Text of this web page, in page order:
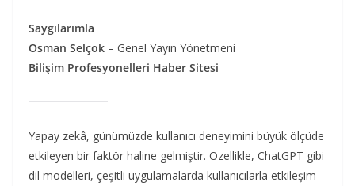
Saygılarımla
Osman Selçok – Genel Yayın Yönetmeni
Bilişim Profesyonelleri Haber Sitesi
Yapay zekâ, günümüzde kullanıcı deneyimini büyük ölçüde
etkileyen bir faktör haline gelmiştir. Özellikle, ChatGPT gibi
dil modelleri, çeşitli uygulamalarda kullanıcılarla etkileşim